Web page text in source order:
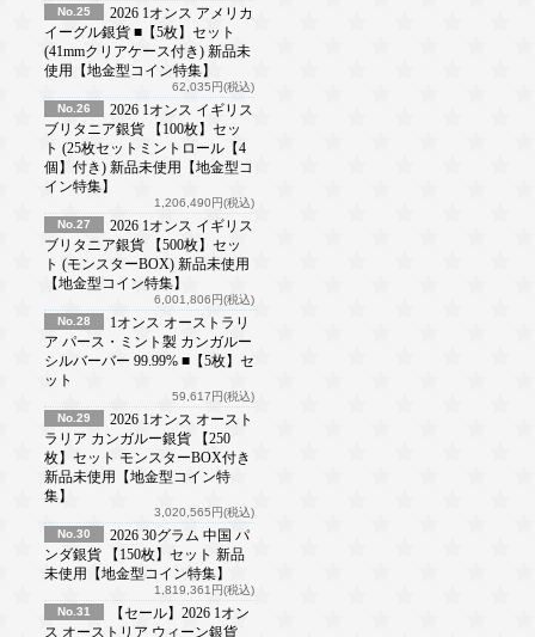
No.25
2026 1オンス アメリカ
イーグル銀貨 ■【5枚】セット
(41mmクリアケース付き) 新品未
使用【地金型コイン特集】
62,035円(税込)
No.26
2026 1オンス イギリス
ブリタニア銀貨 【100枚】セッ
ト (25枚セットミントロール【4
個】付き) 新品未使用【地金型コ
イン特集】
1,206,490円(税込)
No.27
2026 1オンス イギリス
ブリタニア銀貨 【500枚】セッ
ト (モンスターBOX) 新品未使用
【地金型コイン特集】
6,001,806円(税込)
No.28
1オンス オーストラリ
ア パース・ミント製 カンガルー
シルバーバー 99.99% ■【5枚】セ
ット
59,617円(税込)
No.29
2026 1オンス オースト
ラリア カンガルー銀貨 【250
枚】セット モンスターBOX付き
新品未使用【地金型コイン特
集】
3,020,565円(税込)
No.30
2026 30グラム 中国 パ
ンダ銀貨 【150枚】セット 新品
未使用【地金型コイン特集】
1,819,361円(税込)
No.31
【セール】2026 1オン
ス オーストリア ウィーン銀貨